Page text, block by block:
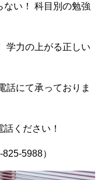
ない！ 科目別の勉強
学力の上がる正しい
話にて承っておりま
ください！
5988）